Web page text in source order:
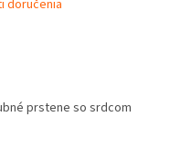
doručenia
prstene so srdcom